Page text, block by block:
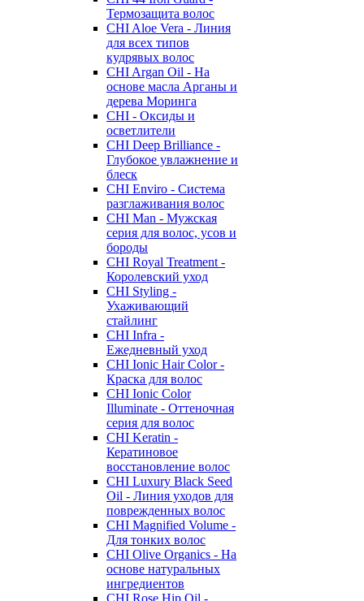
Термозащита волос
CHI Aloe Vera - Линия
для всех типов
кудрявых волос
CHI Argan Oil - На
основе масла Арганы и
дерева Моринга
CHI - Оксиды и
осветлители
CHI Deep Brilliance -
Глубокое увлажнение и
блеск
CHI Enviro - Система
разглаживания волос
CHI Man - Мужская
серия для волос, усов и
бороды
CHI Royal Treatment -
Королевский уход
CHI Styling -
Ухаживающий
стайлинг
CHI Infra -
Ежедневный уход
CHI Ionic Hair Color -
Краска для волос
CHI Ionic Color
Illuminate - Оттеночная
серия для волос
CHI Keratin -
Кератиновое
восстановление волос
CHI Luxury Black Seed
Oil - Линия уходов для
поврежденных волос
CHI Magnified Volume -
Для тонких волос
CHI Olive Organics - На
основе натуральных
ингредиентов
CHI Rose Hip Oil -